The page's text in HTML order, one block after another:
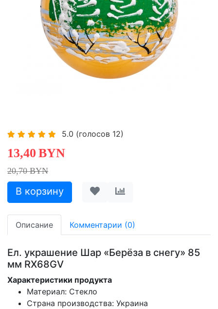
5.0 (голосов 12)
13,40 BYN
20,70 BYN
Описание Комментарии (0)
Ел. украшение Шар «Берёза в снегу» 85
мм RX68GV
Характеристики продукта
Материал: Стекло
Страна производства: Украина